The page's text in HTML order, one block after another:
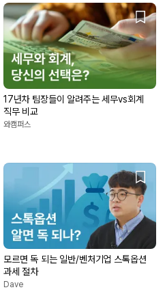
17년차 팀장들이 알려주는 세무vs회계
직무 비교
와캠퍼스
모르면 독 되는 일반/벤처기업 스톡옵션
과세 절차
Dave